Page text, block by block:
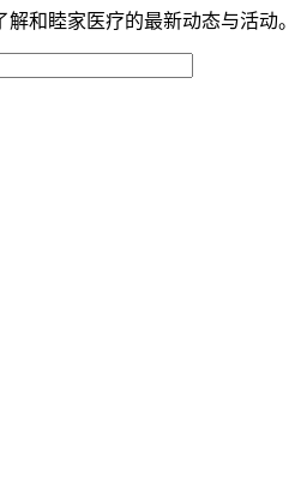
和睦家医疗的最新动态与活动。